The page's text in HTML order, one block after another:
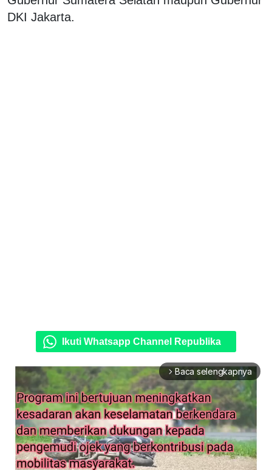
DKI Jakarta.
Ikuti Whatsapp Channel Republika
arrow_forward_ios Baca selengkapnya